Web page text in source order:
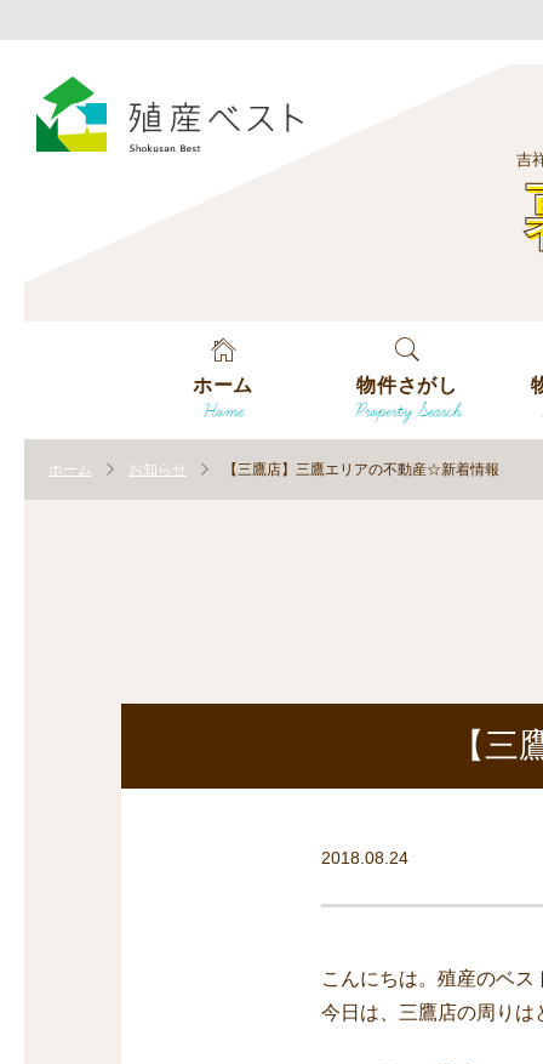
吉
ホーム
Home
物件さがし
Property Search
ホーム お知らせ 【三鷹店】三鷹エリアの不動産☆新着情報
【
2018.08.24
こんにちは。殖産のベ
今日は、三鷹店の周りは